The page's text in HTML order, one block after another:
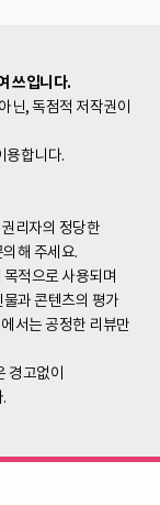
쓰입니다.
닌, 독점적 저작권이
용합니다.
리자의 정당한
해 주세요.
적으로 사용되며
과 콘텐츠의 평가
서는 공정한 리뷰만
경고없이